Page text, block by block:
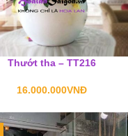
Thướt tha – TT216
16.000.000VNĐ